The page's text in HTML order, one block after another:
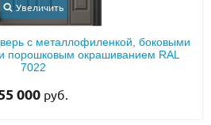
Увеличить
с металлофиленкой, боковыми
порошковым окрашиванием RAL
7022
000 руб.